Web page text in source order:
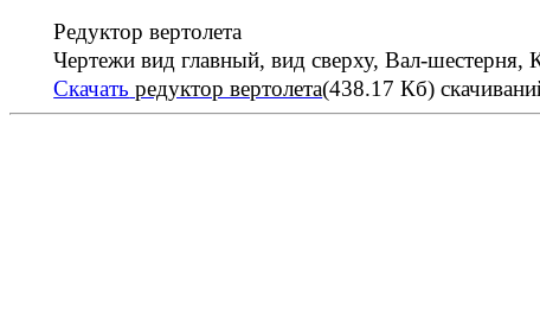
Редуктор вертолета
Чертежи вид главный, вид сверху, Вал-
Скачать редуктор вертолета(438.17 Кб)